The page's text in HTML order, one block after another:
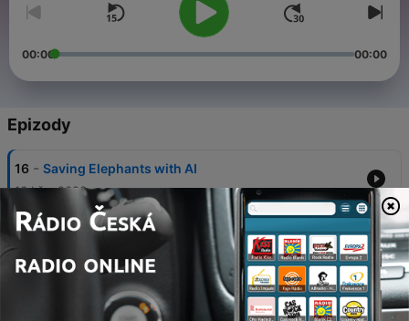
00:00 00:00
Epizody
16 - Saving Elephants with AI
16 bře. 2023
15 - AI - Friend & Companion
AI & Modern Warfare